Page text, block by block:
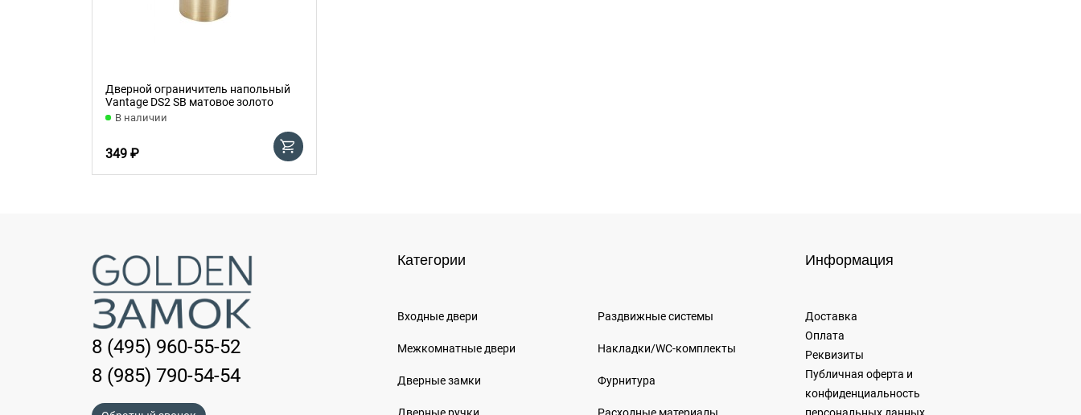
Дверной ограничитель напольный
Vantage DS2 SB матовое золото
В наличии
349 ₽
8 (495) 960-55-52
8 (985) 790-54-54
Категории
Входные двери
Межкомнатные двери
Дверные замки
Дверные ручки
Раздвижные системы
Накладки/WC-комплекты
Фурнитура
Расходные материалы
Информация
Доставка
Оплата
Реквизиты
Публичная оферта и
конфиденциальность
персональных данных